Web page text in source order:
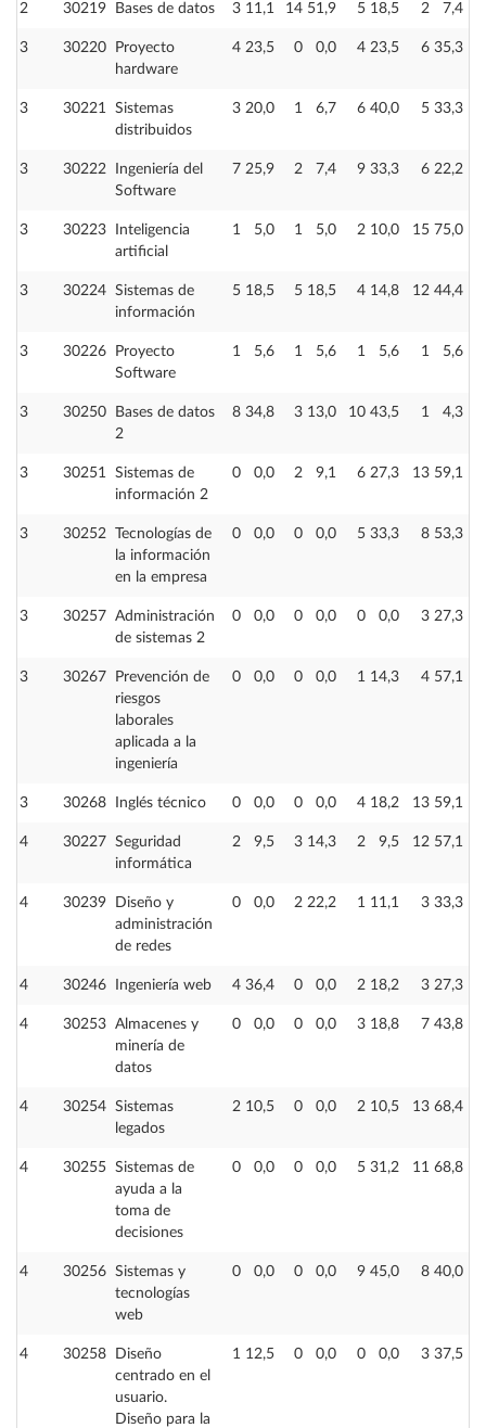
2 30219 Bases de datos 3 11,1 14 51,9 5 18,5 2 7,4
3 30220
Proyecto
hardware
4 23,5 0 0,0 4 23,5 6 35,3
3 30221 Sistemas
distribuidos
3 20,0 1 6,7 6 40,0 5 33,3
3 30222
Ingeniería del
Software
7 25,9 2 7,4 9 33,3 6 22,2
3 30223
Inteligencia
artificial
1 5,0 1 5,0 2 10,0 15 75,0
3 30224 Sistemas de
información
5 18,5 5 18,5 4 14,8 12 44,4
3 30226
Proyecto
Software
1 5,6 1 5,6 1 5,6 1 5,6
3 30250
Bases de datos
2
8 34,8 3 13,0 10 43,5 1 4,3
3 30251 Sistemas de
información 2
0 0,0 2 9,1 6 27,3 13 59,1
3 30252
Tecnologías de
la información
en la empresa
0 0,0 0 0,0 5 33,3 8 53,3
3 30257 Administración
de sistemas 2
0 0,0 0 0,0 0 0,0 3 27,3
3 30267
Prevención de
riesgos
laborales
aplicada a la
ingeniería
0 0,0 0 0,0 1 14,3 4 57,1
3 30268 Inglés técnico 0 0,0 0 0,0 4 18,2 13 59,1
4 30227 Seguridad
informática
2 9,5 3 14,3 2 9,5 12 57,1
4 30239
Diseño y
administración
de redes
0 0,0 2 22,2 1 11,1 3 33,3
4 30246 Ingeniería web 4 36,4 0 0,0 2 18,2 3 27,3
4 30253 Almacenes y
minería de
datos
0 0,0 0 0,0 3 18,8 7 43,8
4 30254 Sistemas
legados
2 10,5 0 0,0 2 10,5 13 68,4
4 30255 Sistemas de
ayuda a la
toma de
decisiones
0 0,0 0 0,0 5 31,2 11 68,8
4 30256 Sistemas y
tecnologías
web
0 0,0 0 0,0 9 45,0 8 40,0
4 30258
Diseño
centrado en el
usuario.
Diseño para la
1 12,5 0 0,0 0 0,0 3 37,5